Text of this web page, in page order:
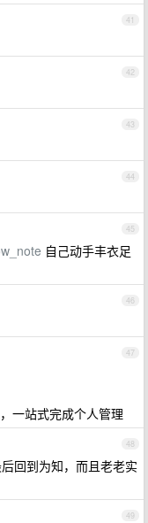
41
42
43
44
45
自己动手丰衣足
46
47
一站式完成个人管理
48
回到为知，而且老老实
49